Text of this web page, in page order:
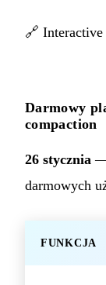
🔗
Darmowy
compaction
26 stycznia —
darmowych
FUNKCJA